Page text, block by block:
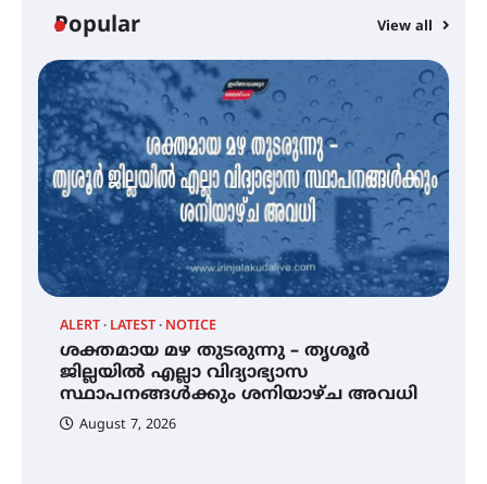
Popular View all
ALERT LATEST NOTICE
ശക്തമായ മഴ തുടരുന്നു – തൃശൂർ
ജില്ലയിൽ എല്ലാ വിദ്യാഭ്യാസ
സ്ഥാപനങ്ങൾക്കും ശനിയാഴ്ച അവധി
August 7, 2026
വെള്ളിയാഴ്ച സ്‌ക്രീൻ ചെയ്യുന്നു
സെന്റ് ജോസഫ്സ് കോളജ്
കോമേഴ്‌സ് അസോസിയേഷന്
തുടക്കമായി
കോമേഴ്സ് എക്സ്പോയുമായി
എസ് എൻ ഹയർ സെക്കൻഡറി
വിദ്യാർത്ഥികൾ
സർഗ്ഗസാഹിതി- കവിതാസംഗമം
2026 കവിതാ ചർച്ച കാട്ടൂർ, ടി. കെ.
ബാലൻ ഹാളിൽ 16ന്